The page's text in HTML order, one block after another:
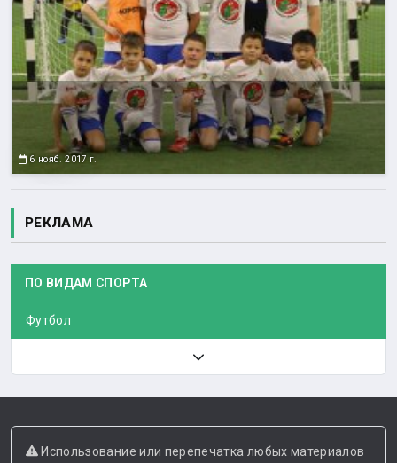
6 нояб. 2017 г.
РЕКЛАМА
ПО ВИДАМ СПОРТА
Футбол
Использование или перепечатка любых материалов